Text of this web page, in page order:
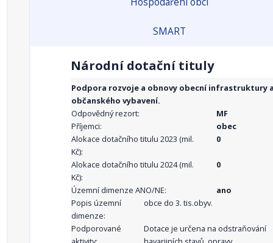
SMART
Národní dotační tituly
Podpora rozvoje a obnovy obecní infrastruktury
občanského vybavení.
Odpovědný rezort:
MF
Příjemci:
obec
Alokace dotačního titulu 2023 (mil.
Kč):
0
Alokace dotačního titulu 2024 (mil.
Kč):
0
Územní dimenze ANO/NE:
ano
Popis územní
dimenze:
obce do 3. tis.obyv.
Podporované
Dotace je určena na odstraňování